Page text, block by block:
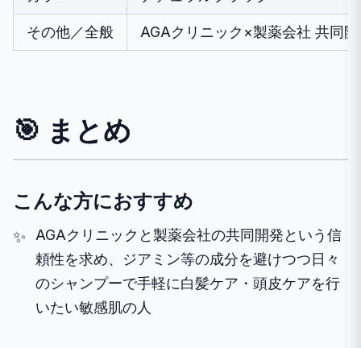
その他／全般 AGAクリニック×製薬会社 共同
🎯 まとめ
こんな方におすすめ
AGAクリニックと製薬会社の共同開発という信
頼性を求め、ジアミン等の成分を避けつつ日々
のシャンプーで手軽に白髪ケア・頭皮ケアを行
いたい敏感肌の人